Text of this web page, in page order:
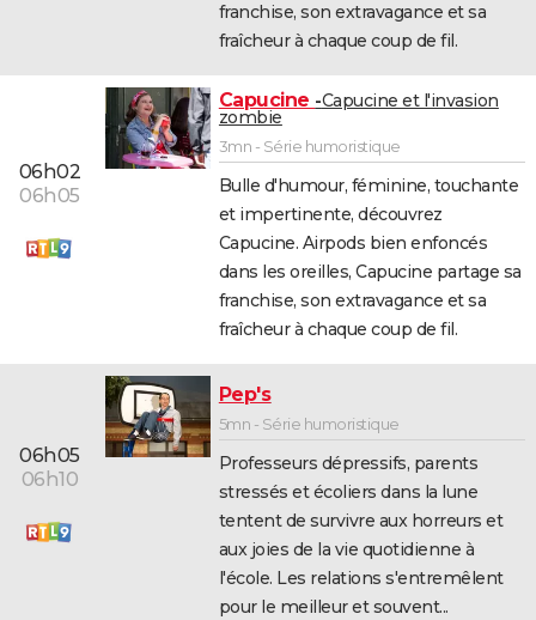
franchise, son extravagance et sa
fraîcheur à chaque coup de fil.
06h02
06h05
Capucine Capucine et l'invasion
zombie
3mn - Série humoristique
Bulle d'humour, féminine, touchante
et impertinente, découvrez
Capucine. Airpods bien enfoncés
dans les oreilles, Capucine partage sa
franchise, son extravagance et sa
fraîcheur à chaque coup de fil.
06h05
06h10
Pep's
5mn - Série humoristique
Professeurs dépressifs, parents
stressés et écoliers dans la lune
tentent de survivre aux horreurs et
aux joies de la vie quotidienne à
l'école. Les relations s'entremêlent
pour le meilleur et souvent...